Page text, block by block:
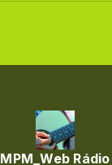
MPM_Web Rádio